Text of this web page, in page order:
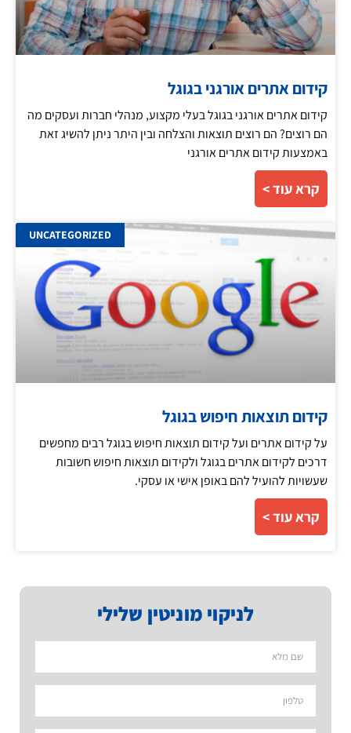
לניקוי מוניטין שלילי
קידום אתרים אורגני בגוגל
קידום אתרים אורגני בגוגל בעלי מקצוע, מנהלי חברות ועסקים מה
הם רוצים? הם רוצים תוצאות והצלחה ובין היתר ניתן להשיג זאת
באמצעות קידום אתרים אורגני
קרא עוד >
UNCATEGORIZED
קידום תוצאות חיפוש בגוגל
על קידום אתרים ועל קידום תוצאות חיפוש בגוגל רבים מחפשים
דרכים לקידום אתרים בגוגל ולקידום תוצאות חיפוש חשובות
שעשויות להועיל להם באופן אישי או עסקי.
קרא עוד >